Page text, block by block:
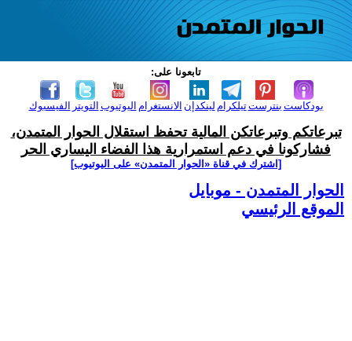
تابعونا على:
الفيسبوك التويتر اليوتيوب الانستغرام لينكدإن تيلكرامبنترست بودكاست
تبرعاتكم وتبرعاتكن المالية تحفظ استقلال الحوار المتمدن،
فشاركونا في دعم استمرارية هذا الفضاء اليساري الحر
[اشترك في قناة ‫«الحوار المتمدن» على اليوتيوب]
الحوار المتمدن - موبايل
الموقع الرئيسي